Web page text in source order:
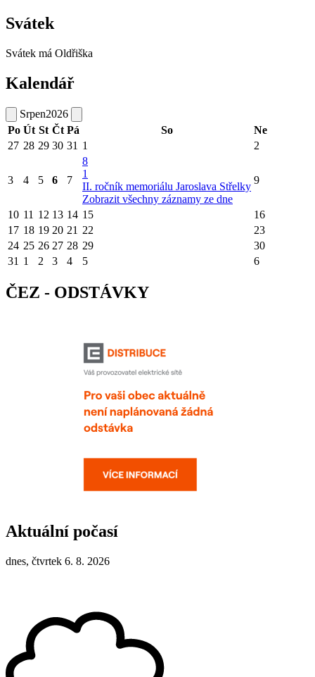
Svátek
Svátek má Oldřiška
Kalendář
Srpen2026
Po Út St Čt Pá So
Ne
27 28 29 30 31 1 2
3 4 5 6 7
8
1
II. ročník memoriálu Jaroslava Střelky
Zobrazit všechny záznamy ze dne
9
10 11 12 13 14 15
16
17 18 19 20 21 22
23
24 25 26 27 28 29
30
31 1 2 3 4 5 6
ČEZ - ODSTÁVKY
Aktuální počasí
dnes, čtvrtek 6. 8. 2026